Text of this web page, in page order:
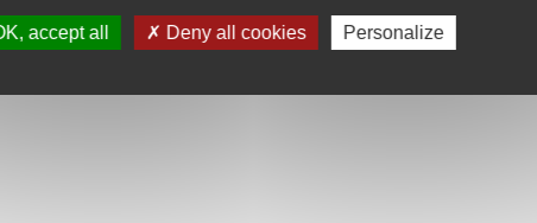
accept all Deny all cookies Personalize